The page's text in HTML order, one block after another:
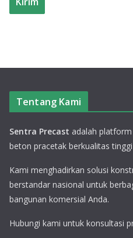
Tentang Kami
Sentra Precast adalah
beton pracetak berkualitas
Kami menghadirkan solusi
berstandar nasional untuk
bangunan komersial Anda.
Hubungi kami untuk konsultasi